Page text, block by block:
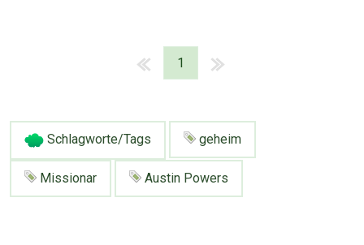
1
Schlagworte/Tags geheim
Missionar Austin Powers